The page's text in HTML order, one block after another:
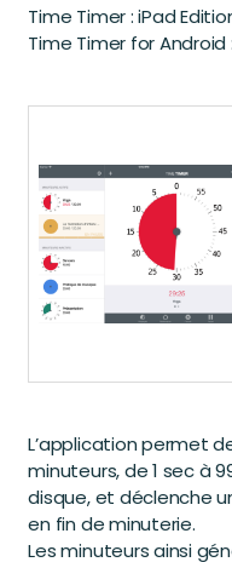
Time Timer : iPad
Time Timer for Android
L’application permet
minuteurs, de 1 sec à
disque, et déclenche
en fin de minuterie.
Les minuteurs ainsi